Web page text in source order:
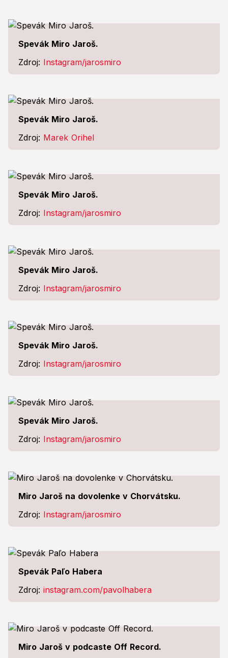
Spevák Miro Jaroš.
Zdroj: Instagram/jarosmiro
Spevák Miro Jaroš.
Zdroj: Marek Orihel
Spevák Miro Jaroš.
Zdroj: Instagram/jarosmiro
Spevák Miro Jaroš.
Zdroj: Instagram/jarosmiro
Spevák Miro Jaroš.
Zdroj: Instagram/jarosmiro
Spevák Miro Jaroš.
Zdroj: Instagram/jarosmiro
Miro Jaroš na dovolenke v Chorvátsku.
Zdroj: Instagram/jarosmiro
Spevák Paľo Habera
Zdroj: instagram.com/pavolhabera
Miro Jaroš v podcaste Off Record.